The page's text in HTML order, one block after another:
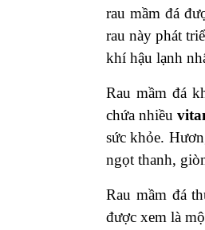
rau mầm đá
rau này phát
khí hậu lạnh
Rau mầm đá
chứa nhiều
sức khỏe.
ngọt thanh,
Rau mầm đá
được xem là